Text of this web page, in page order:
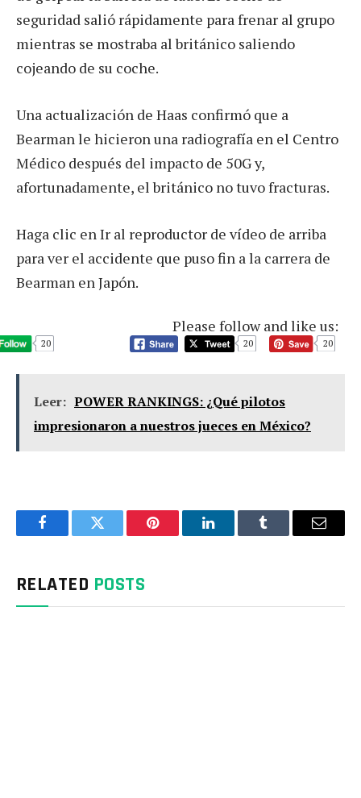
seguridad salió rápidamente para frenar al grupo
mientras se mostraba al británico saliendo
cojeando de su coche.
Una actualización de Haas confirmó que a
Bearman le hicieron una radiografía en el Centro
Médico después del impacto de 50G y,
afortunadamente, el británico no tuvo fracturas.
Haga clic en Ir al reproductor de vídeo de arriba
para ver el accidente que puso fin a la carrera de
Bearman en Japón.
Please follow and like us:
20 20 20
Leer: POWER RANKINGS: ¿Qué pilotos
impresionaron a nuestros jueces en México?
FacebookTwitter Pinterest LinkedInTumblr Email
RELATED POSTS